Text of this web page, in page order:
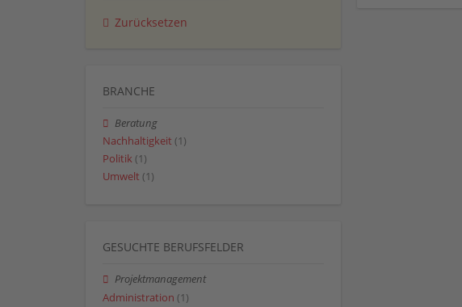
Zurücksetzen
BRANCHE
Beratung
Nachhaltigkeit (1)
Politik (1)
Umwelt (1)
GESUCHTE BERUFSFELDER
Projektmanagement
Administration (1)